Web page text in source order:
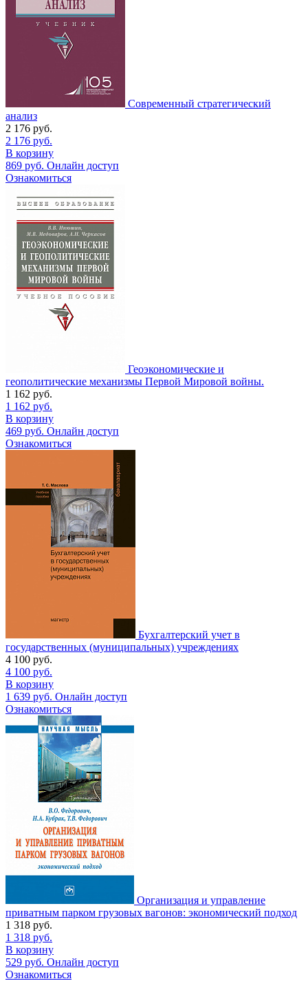
Современный стратегический
анализ
2 176 руб.
2 176 руб.
В корзину
869 руб. Онлайн доступ
Ознакомиться
Геоэкономические и
геополитические механизмы Первой Мировой войны.
1 162 руб.
1 162 руб.
В корзину
469 руб. Онлайн доступ
Ознакомиться
Бухгалтерский учет в
государственных (муниципальных) учреждениях
4 100 руб.
4 100 руб.
В корзину
1 639 руб. Онлайн доступ
Ознакомиться
Организация и управление
приватным парком грузовых вагонов: экономический подход
1 318 руб.
1 318 руб.
В корзину
529 руб. Онлайн доступ
Ознакомиться